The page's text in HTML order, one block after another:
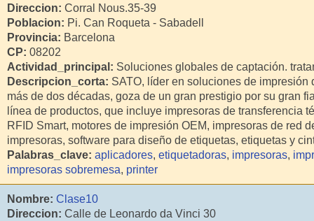
Direccion: Corral Nous.35-39
Poblacion: Pi. Can Roqueta - Sabadell
Provincia: Barcelona
CP: 08202
Actividad_principal: Soluciones globales de captación.
Descripcion_corta: SATO, líder en soluciones de
más de dos décadas, goza de un gran prestigio por su gran
línea de productos, que incluye impresoras de transferencia
RFID Smart, motores de impresión OEM, impresoras de red
impresoras, software para diseño de etiquetas, etiquetas y
Palabras_clave: aplicadores, etiquetadoras, impresoras,
impresoras sobremesa, printer
Nombre: Clase10
Direccion: Calle de Leonardo da Vinci 30